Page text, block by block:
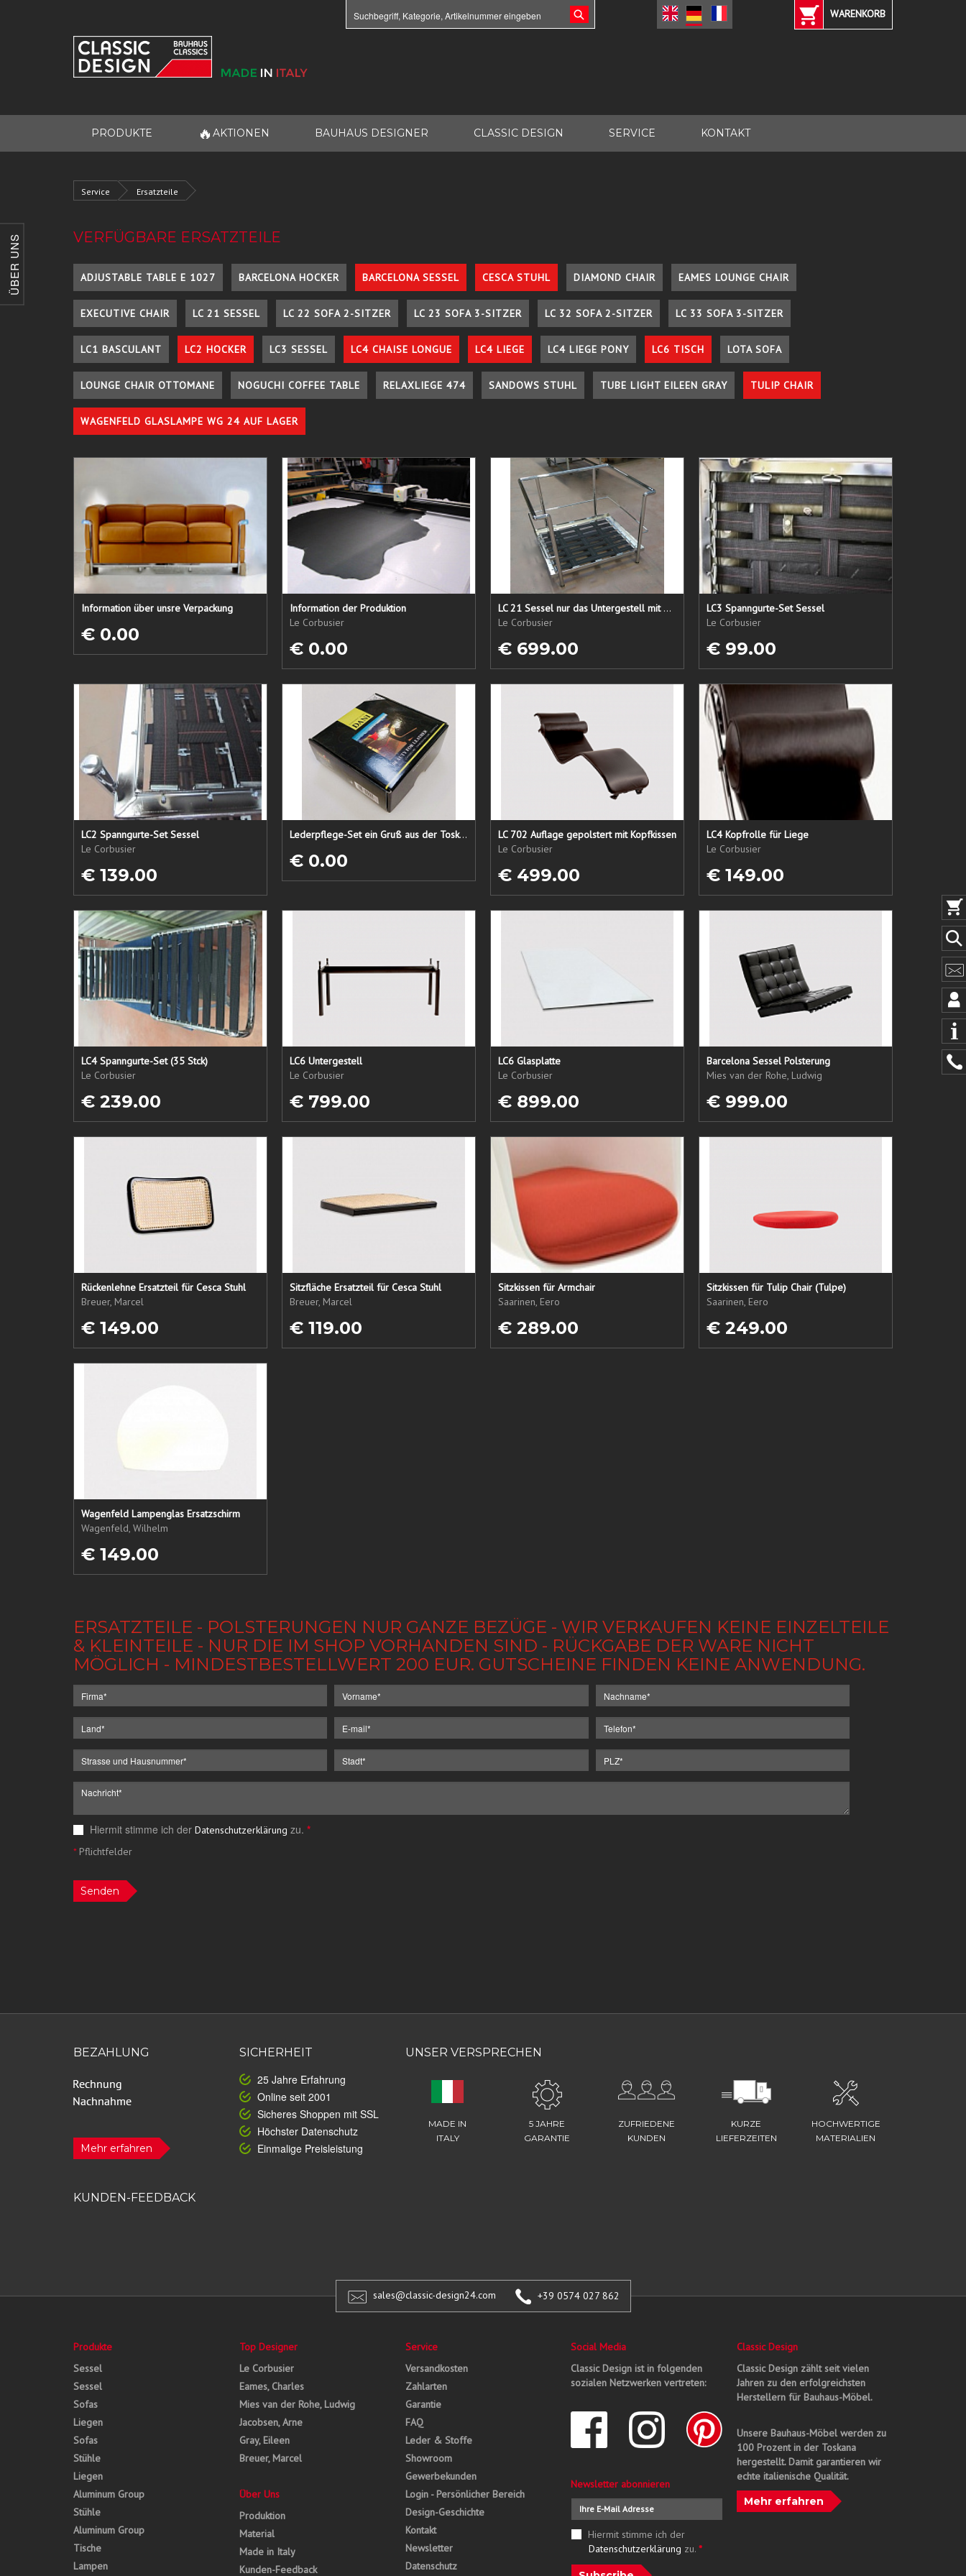
ÜBER UNS
WARENKORB
PRODUKTE 🔥 AKTIONEN BAUHAUS DESIGNER CLASSIC DESIGN SERVICE KONTAKT
Service Ersatzteile
VERFÜGBARE ERSATZTEILE
ADJUSTABLE TABLE E 1027 BARCELONA HOCKER BARCELONA SESSEL CESCA STUHL DIAMOND CHAIR EAMES LOUNGE CHAIR
EXECUTIVE CHAIR LC 21 SESSEL LC 22 SOFA 2-SITZER LC 23 SOFA 3-SITZER LC 32 SOFA 2-SITZER LC 33 SOFA 3-SITZER
LC1 BASCULANT LC2 HOCKER LC3 SESSEL LC4 CHAISE LONGUE LC4 LIEGE LC4 LIEGE PONY LC6 TISCH LOTA SOFA
LOUNGE CHAIR OTTOMANE NOGUCHI COFFEE TABLE RELAXLIEGE 474 SANDOWS STUHL TUBE LIGHT EILEEN GRAY TULIP CHAIR
WAGENFELD GLASLAMPE WG 24 AUF LAGER
Information über unsre Verpackung
€ 0.00
Information der Produktion
Le Corbusier
€ 0.00
LC 21 Sessel nur das Untergestell mit elastischen Straps
Le Corbusier
€ 699.00
LC3 Spanngurte-Set Sessel
Le Corbusier
€ 99.00
LC2 Spanngurte-Set Sessel
Le Corbusier
€ 139.00
Lederpflege-Set ein Gruß aus der Toskana...
€ 0.00
LC 702 Auflage gepolstert mit Kopfkissen
Le Corbusier
€ 499.00
LC4 Kopfrolle für Liege
Le Corbusier
€ 149.00
LC4 Spanngurte-Set (35 Stck)
Le Corbusier
€ 239.00
LC6 Untergestell
Le Corbusier
€ 799.00
LC6 Glasplatte
Le Corbusier
€ 899.00
Barcelona Sessel Polsterung
Mies van der Rohe, Ludwig
€ 999.00
Rückenlehne Ersatzteil für Cesca Stuhl
Breuer, Marcel
€ 149.00
Sitzfläche Ersatzteil für Cesca Stuhl
Breuer, Marcel
€ 119.00
Sitzkissen für Armchair
Saarinen, Eero
€ 289.00
Sitzkissen für Tulip Chair (Tulpe)
Saarinen, Eero
€ 249.00
Wagenfeld Lampenglas Ersatzschirm
Wagenfeld, Wilhelm
€ 149.00
ERSATZTEILE - POLSTERUNGEN NUR GANZE BEZÜGE - WIR VERKAUFEN KEINE EINZELTEILE
& KLEINTEILE - NUR DIE IM SHOP VORHANDEN SIND - RÜCKGABE DER WARE NICHT
MÖGLICH - MINDESTBESTELLWERT 200 EUR. GUTSCHEINE FINDEN KEINE ANWENDUNG.
Hiermit stimme ich der Datenschutzerklärung zu. *
*Pflichtfelder
Senden
BEZAHLUNG
Mehr erfahren
SICHERHEIT
25 Jahre Erfahrung
Online seit 2001
Sicheres Shoppen mit SSL
Höchster Datenschutz
Einmalige Preisleistung
UNSER VERSPRECHEN
MADE IN
ITALY
5 JAHRE
GARANTIE
ZUFRIEDENE
KUNDEN
KURZE
LIEFERZEITEN
HOCHWERTIGE
MATERIALIEN
KUNDEN-FEEDBACK
sales@classic-design24.com +39 0574 027 862
Produkte
Sessel
Sessel
Sofas
Liegen
Sofas
Stühle
Liegen
Aluminum Group
Stühle
Aluminum Group
Tische
Lampen
Top Designer
Le Corbusier
Eames, Charles
Mies van der Rohe, Ludwig
Jacobsen, Arne
Gray, Eileen
Breuer, Marcel
Über Uns
Produktion
Material
Made in Italy
Kunden-Feedback
Service
Versandkosten
Zahlarten
Garantie
FAQ
Leder & Stoffe
Showroom
Gewerbekunden
Login - Persönlicher Bereich
Design-Geschichte
Kontakt
Newsletter
Datenschutz
Social Media
Classic Design ist in folgenden
sozialen Netzwerken vertreten:
Newsletter abonnieren
Hiermit stimme ich der
Datenschutzerklärung zu. *
Classic Design
Classic Design zählt seit vielen
Jahren zu den erfolgreichsten
Herstellern für Bauhaus-Möbel.
Unsere Bauhaus-Möbel werden zu
100 Prozent in der Toskana
hergestellt. Damit garantieren wir
echte italienische Qualität.
Mehr erfahren